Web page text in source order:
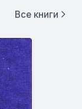
Все книги